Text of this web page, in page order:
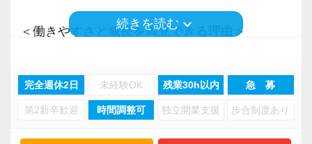
＜働きやすさと成長を両立できる理由＞
・分業体制で業務負担を軽減
・顧客対応や提案業務に集中可能
・資産税や相続など専門性の高い案件あり
続きを読むkeyboard_arrow_down
完全週休2日 未経験OK 残業30h以内 急 募
第2新卒歓迎 時間調整可 独立開業支援 歩合制度あり